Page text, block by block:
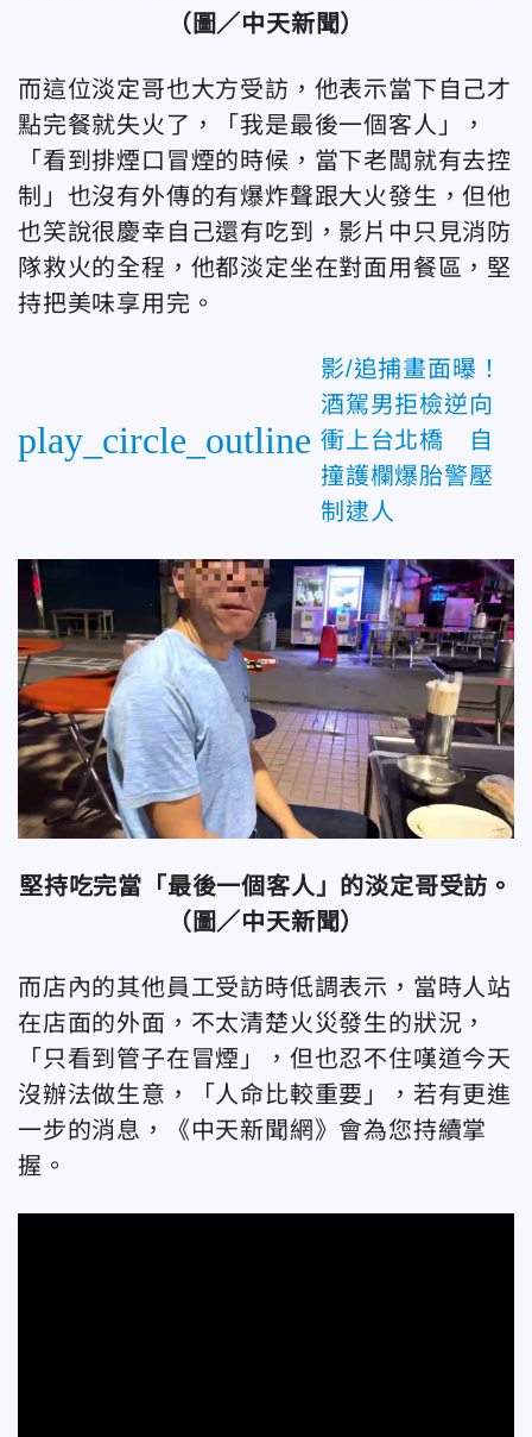
（圖／中天新聞）
而這位淡定哥也大方受訪，他表示當下自己才
點完餐就失火了，「我是最後一個客人」，
「看到排煙口冒煙的時候，當下老闆就有去控
制」也沒有外傳的有爆炸聲跟大火發生，但他
也笑說很慶幸自己還有吃到，影片中只見消防
隊救火的全程，他都淡定坐在對面用餐區，堅
持把美味享用完。
play_circle_outline
影/追捕畫面曝！
酒駕男拒檢逆向
衝上台北橋 自
撞護欄爆胎警壓
制逮人
堅持吃完當「最後一個客人」的淡定哥受訪。
（圖／中天新聞）
而店內的其他員工受訪時低調表示，當時人站
在店面的外面，不太清楚火災發生的狀況，
「只看到管子在冒煙」，但也忍不住嘆道今天
沒辦法做生意，「人命比較重要」，若有更進
一步的消息，《中天新聞網》會為您持續掌
握。